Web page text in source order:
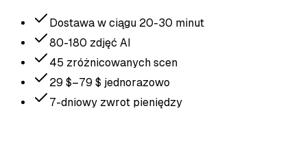
Dostawa w ciągu 20-30 minut
80-180 zdjęć AI
45 zróżnicowanych scen
29 $–79 $ jednorazowo
7-dniowy zwrot pieniędzy